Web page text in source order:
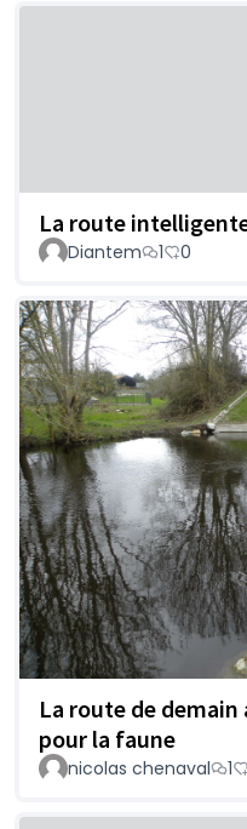
La route
Diantem 1 0
La route de demain
pour la faune
nicolas chenaval 1